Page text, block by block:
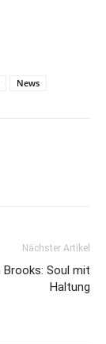
News
Nächster Artikel
Brooks: Soul mit
Haltung